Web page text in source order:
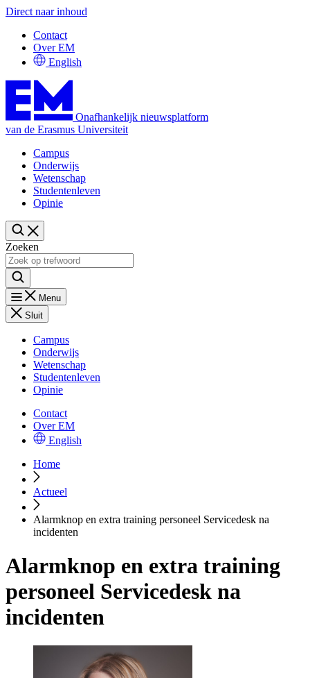
Direct naar inhoud
Contact
Over EM
English
Onafhankelijk nieuwsplatform
van de Erasmus Universiteit
Campus
Onderwijs
Wetenschap
Studentenleven
Opinie
Zoeken
Menu
Sluit
Campus
Onderwijs
Wetenschap
Studentenleven
Opinie
Contact
Over EM
English
Home
Actueel
Alarmknop en extra training personeel Servicedesk na
incidenten
Alarmknop en extra training
personeel Servicedesk na
incidenten